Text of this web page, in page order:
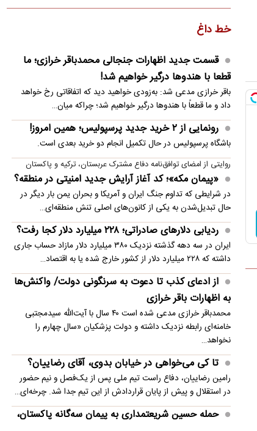
هشدار چین به ژاپن: با آتش بازی نکنید
ردیابی دلارهای صادراتی؛ ۲۲۸ میلیارد دلار کجا رفت؟
باقر خرازی: ۵۰ هزار حزب‌اللهی بریزند خیابان‌ها و بی
حجاب‌ها را بکشند
جدیدترین خبر از واریز معوقات بازنشستگان تامین
اجتماعی
خط داغ
قسمت جدید اظهارات جنجالی محمدباقر خرازی؛ ما
قطعا با هندوها درگیر خواهیم شد!
باقر خرازی مدعی شد: به‌زودی خواهید دید که اتفاقاتی رخ خواهد
داد و ما قطعاً با هندوها درگیر خواهیم شد؛ چراکه میان…
رونمایی از ۲ خرید جدید پرسپولیس؛ همین امروز!
باشگاه پرسپولیس در حال تکمیل انجام دو خرید بعدی است.
روایتی از امضای توافق‌نامه دفاع مشترک عربستان، ترکیه و پاکستان
«پیمان مکه»؛ کد آغاز آرایش جدید امنیتی در منطقه؟
در شرایطی که تداوم جنگ ایران و آمریکا و بحران یمن بار دیگر در
حال تبدیل‌شدن به یکی از کانون‌های اصلی تنش منطقه‌ای…
ردیابی دلارهای صادراتی؛ ۲۲۸ میلیارد دلار کجا رفت؟
ایران در سه دهه گذشته نزدیک ۳۸۰ میلیارد دلار مازاد حساب جاری
داشته که ۲۲۸ میلیارد دلار از کشور خارج شده یا به اقتصاد…
از ادعای کذب تا دعوت به سرنگونی دولت/ واکنش‌ها
به اظهارات باقر خرازی‌
محمدباقر خرازی مدعی شده است ۴۰ سال با آیت‌الله سیدمجتبی
خامنه‌ای رابطه نزدیک داشته و دولت پزشکیان «سال چهارم را
نخواهد…
تا کی می‌خواهی در خیابان بدوی، آقای رضاییان؟
رامین رضاییان، دفاع راست تیم ملی پس از یک‌فصل و نیم حضور
در استقلال و پیش از پایان قراردادش از این تیم جدا شد. چرخه‌ای…
حمله حسین شریعتمداری به پیمان سه‌گانه پاکستان،